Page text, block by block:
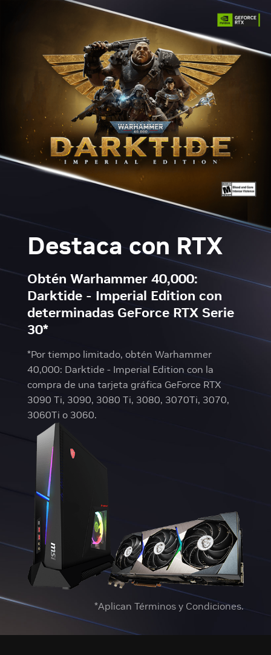
Destaca con RTX
Obtén Warhammer 40,000:
Darktide - Imperial Edition con
determinadas GeForce RTX Serie
30*
*Por tiempo limitado, obtén Warhammer
40,000: Darktide - Imperial Edition con la
compra de una tarjeta gráfica GeForce RTX
3090 Ti, 3090, 3080 Ti, 3080, 3070Ti, 3070,
3060Ti o 3060.
*Aplican Términos y Condiciones.